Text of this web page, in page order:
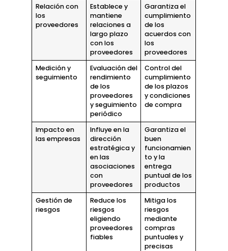
Relación con
los
proveedores
Establece y
mantiene
relaciones a
largo plazo
con los
proveedores
Garantiza el
cumplimiento
de los
acuerdos con
los
proveedores
Medición y
seguimiento
Evaluación del
rendimiento
de los
proveedores
y seguimiento
periódico
Control del
cumplimiento
de los plazos
y condiciones
de compra
Impacto en
las empresas
Influye en la
dirección
estratégica y
en las
asociaciones
con
proveedores
Garantiza el
buen
funcionamien
to y la
entrega
puntual de los
productos
Gestión de
riesgos
Reduce los
riesgos
eligiendo
proveedores
fiables
Mitiga los
riesgos
mediante
compras
puntuales y
precisas